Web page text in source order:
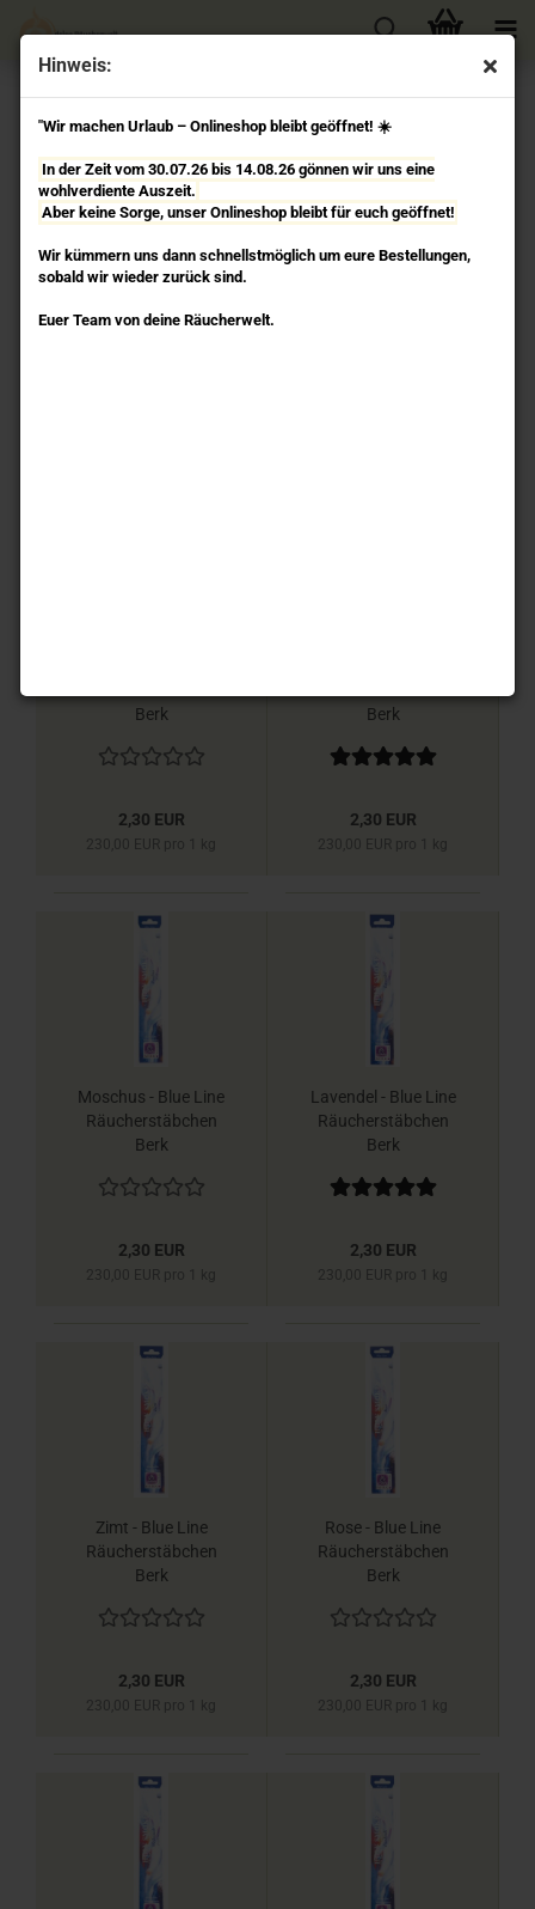
Hinweis:
"Wir machen Urlaub – Onlineshop bleibt geöffnet! ☀️
In der Zeit vom 30.07.26 bis 14.08.26 gönnen wir uns eine
wohlverdiente Auszeit.
Aber keine Sorge, unser Onlineshop bleibt für euch geöffnet!
Wir kümmern uns dann schnellstmöglich um eure Bestellungen,
sobald wir wieder zurück sind.
Euer Team von deine Räucherwelt.
Berk
2,30 EUR
230,00 EUR pro 1 kg
Berk
2,30 EUR
230,00 EUR pro 1 kg
Moschus - Blue Line
Räucherstäbchen
Berk
2,30 EUR
230,00 EUR pro 1 kg
Lavendel - Blue Line
Räucherstäbchen
Berk
2,30 EUR
230,00 EUR pro 1 kg
Zimt - Blue Line
Räucherstäbchen
Berk
2,30 EUR
230,00 EUR pro 1 kg
Rose - Blue Line
Räucherstäbchen
Berk
2,30 EUR
230,00 EUR pro 1 kg